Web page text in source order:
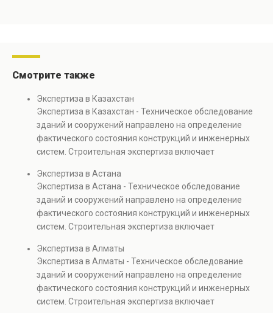
Смотрите также
Экспертиза в Казахстан
Экспертиза в Казахстан - Техническое обследование
зданий и сооружений направлено на определение
фактического состояния конструкций и инженерных
систем. Строительная экспертиза включает
элементов и оценку эксплуатационной безопасности.
Услуга востребована при покупке недвижимости,
капитальном ремонте и реконструкции объектов, а
также при судебных разбирательствах и технических
проверках.
Экспертиза в Астана
Экспертиза в Астана - Техническое обследование
зданий и сооружений направлено на определение
фактического состояния конструкций и инженерных
систем. Строительная экспертиза включает
элементов и оценку эксплуатационной безопасности.
Услуга востребована при покупке недвижимости,
капитальном ремонте и реконструкции объектов, а
также при судебных разбирательствах и технических
проверках.
Экспертиза в Алматы
Экспертиза в Алматы - Техническое обследование
зданий и сооружений направлено на определение
фактического состояния конструкций и инженерных
систем. Строительная экспертиза включает